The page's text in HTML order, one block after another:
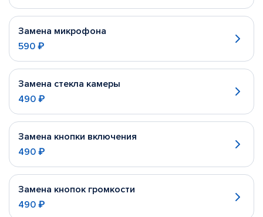
Замена микрофона
590 ₽
Замена стекла камеры
490 ₽
Замена кнопки включения
490 ₽
Замена кнопок громкости
490 ₽